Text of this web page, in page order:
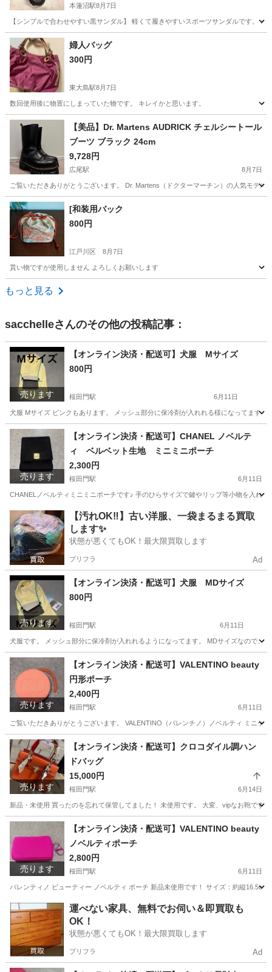
本蓮沼駅8月7日
【シンプルで合わせやすい黒サンダル】 軽くて履きやすいスポーツサンダルです。
東京 板橋区 本蓮沼駅
婦人バッグ
300円
東大島駅8月7日
数回使用後に物置にしまっていた物です。 キレイかと思います。
東京 江戸川区 東大島駅
【美品】Dr. Martens AUDRICK チェルシートール
ブーツ ブラック 24cm
9,728円
広尾駅 8月7日
ご覧いただきありがとうございます。 Dr. Martens（ドクターマーチン）の人気モデ
東京 渋谷区 広尾駅
[和装用バック
800円
江戸川区 8月7日
貰い物ですが使用しません よろしくお願いします
東京 江戸川区
もっと見る
sacchelleさんのその他の投稿記事：
売ります
【オンライン決済・配送可】犬服 Mサイズ
800円
桜田門駅 6月11日
犬服 Mサイズ ピンクもあります。 メッシュ部分に保冷剤が入れれる様になってます．
東京 千代田区 桜田門駅 その他 保冷剤
売ります
【オンライン決済・配送可】CHANEL ノベルテ
ィ ベルベット生地 ミニミニポーチ
2,300円
桜田門駅 6月11日
CHANELノベルティミニミニポーチです♪ 手のひらサイズで鍵やリップ等小物を入れる
東京 千代田区 桜田門駅 バッグ ノベルティ
【汚れOK‼️】古い洋服、一袋まるまる買取
します✨
状態が悪くてもOK！最大限買取します
プリフラ Ad
売ります
【オンライン決済・配送可】犬服 MDサイズ
800円
桜田門駅 6月11日
犬服です。 メッシュ部分に保冷剤が入れれるようになってます。 MDサイズなので、
東京 千代田区 桜田門駅 その他 保冷剤
売ります
【オンライン決済・配送可】VALENTINO beauty
円形ポーチ
2,400円
桜田門駅 6月11日
ご覧いただきありがとうございます。 VALENTINO（バレンチノ）ノベルティ ミニ
東京 千代田区 桜田門駅 バッグ ノベルティ
売ります
【オンライン決済・配送可】クロコダイル調ハン
ドバッグ
15,000円
桜田門駅 6月14日
新品・未使用 買ったのを忘れて保管してました！ 未使用です。 大変、vipなお鞄です
東京 千代田区 桜田門駅 バッグ
売ります
【オンライン決済・配送可】VALENTINO beauty
ノベルティポーチ
2,800円
桜田門駅 6月11日
バレンティノ ビューティー ノベルティ ポーチ 新品未使用です！ サイズ：約縦
東京 千代田区 桜田門駅 バッグ ノベルティ
運べない家具、無料でお伺い＆即買取も
OK！
状態が悪くてもOK！最大限買取します
プリフラ Ad